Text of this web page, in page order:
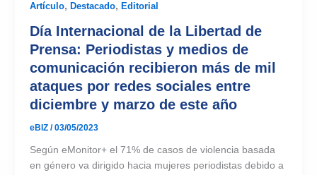
Artículo, Destacado, Editorial
Día Internacional de la Libertad de
Prensa: Periodistas y medios de
comunicación recibieron más de mil
ataques por redes sociales entre
diciembre y marzo de este año
eBIZ /03/05/2023
Según eMonitor+ el 71% de casos de violencia basada
en género va dirigido hacia mujeres periodistas debido a